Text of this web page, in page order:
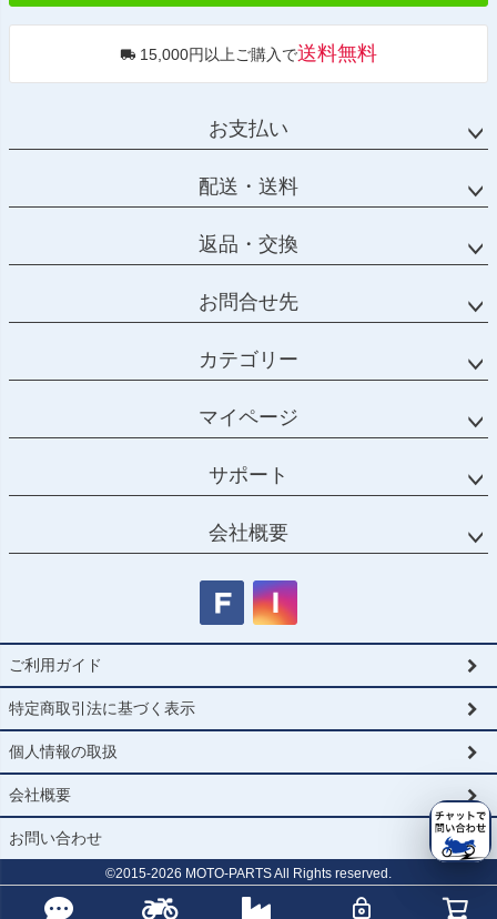
15,000円以上ご購入で送料無料
お支払い
配送・送料
返品・交換
お問合せ先
カテゴリー
マイページ
サポート
会社概要
ご利用ガイド
特定商取引法に基づく表示
個人情報の取扱
会社概要
お問い合わせ
©2015-2026 MOTO-PARTS All Rights reserved.